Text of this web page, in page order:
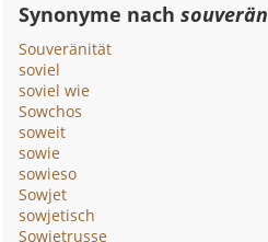
Synonyme nachsouverän
Souveränität
soviel
soviel wie
Sowchos
soweit
sowie
sowieso
Sowjet
sowjetisch
Sowjetrusse